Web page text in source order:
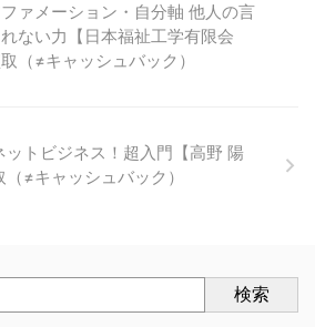
ァメーション・自分軸 他人の言
ない力【日本福祉工学有限会
（≠キャッシュバック）
ットビジネス！超入門【高野 陽
≠キャッシュバック）
検索